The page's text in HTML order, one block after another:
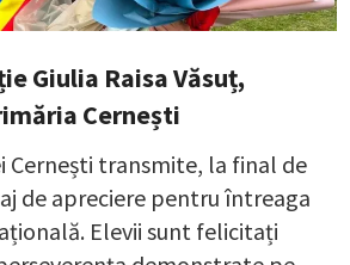
Giulia Raisa Văsuț,
Cernești
Cernești transmite, la final de
de apreciere pentru întreaga
Elevii sunt felicitați